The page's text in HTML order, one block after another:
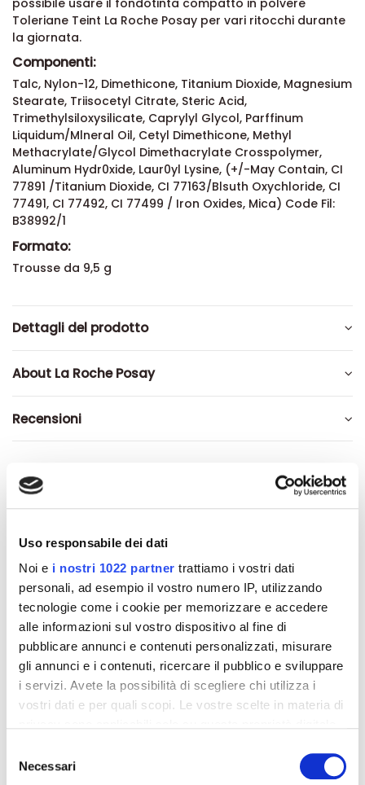
Uso responsabile dei dati
Noi e i nostri 1022 partner trattiamo i vostri dati
personali, ad esempio il vostro numero IP, utilizzando
tecnologie come i cookie per memorizzare e accedere
alle informazioni sul vostro dispositivo al fine di
pubblicare annunci e contenuti personalizzati, misurare
gli annunci e i contenuti, ricercare il pubblico e sviluppare
i servizi. Avete la possibilità di scegliere chi utilizza i
vostri dati e per quali scopi. Le vostre scelte in materia di
modificare o revocare il proprio consenso in qualsiasi
delNecessari
possibile usare il fondotinta compatto in polvere
Toleriane Teint La Roche Posay per vari ritocchi durante
la giornata.
Componenti:
Talc, Nylon-12, Dimethicone, Titanium Dioxide, Magnesium
Stearate, Triisocetyl Citrate, Steric Acid,
Trimethylsiloxysilicate, Caprylyl Glycol, Parffinum
Liquidum/Mlneral Oil, Cetyl Dimethicone, Methyl
Methacrylate/Glycol Dimethacrylate Crosspolymer,
Aluminum Hydr0xide, Laur0yl Lysine, (+/-May Contain, CI
77891 /Titanium Dioxide, CI 77163/Blsuth Oxychloride, CI
77491, CI 77492, CI 77499 / Iron Oxides, Mica) Code Fil:
B38992/1
Formato:
Trousse da 9,5 g
Dettagli del prodotto
About La Roche Posay
Recensioni
interessarti
-42% -42%